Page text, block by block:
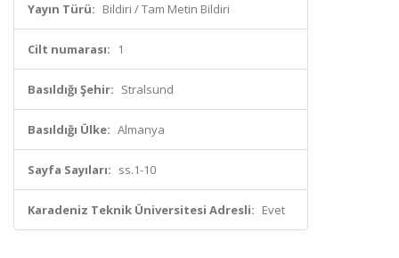
Yayın Türü: Bildiri / Tam Metin Bildiri
Cilt numarası: 1
Basıldığı Şehir: Stralsund
Basıldığı Ülke: Almanya
Sayfa Sayıları: ss.1-10
Karadeniz Teknik Üniversitesi Adresli: Evet